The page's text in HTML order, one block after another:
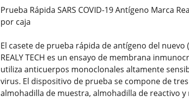
Prueba Rápida SARS COVID-19 Antígeno Marca
por caja
El casete de prueba rápida de antígeno del nuevo
REALY TECH es un ensayo de membrana
utiliza anticuerpos monoclonales altamente
virus. El dispositivo de prueba se compone de
almohadilla de muestra, almohadilla de reactivo